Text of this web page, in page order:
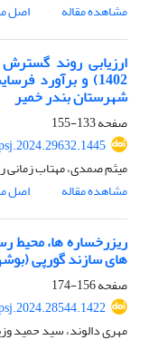
مشاهده مقاله
اصل
1402) و برآورد
شهرستان بندر خمیر
صفحه133-155
میثم صمدی، مهتاب زمانی
مشاهده مقاله
اصل
ریزرخساره ها، محیط
های سازند گورپی
صفحه156-174
مهری دالوند، سید حمید